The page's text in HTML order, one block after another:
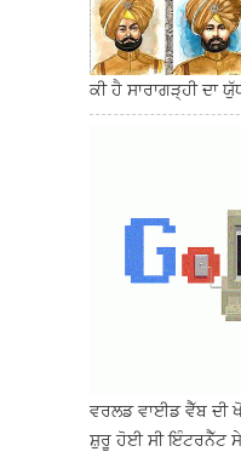
ਕੀ ਹੈ ਸਾਰਾਗੜ੍ਹੀ ਦਾ
ਵਰਲਡ ਵਾਈਡ ਵੈੱਬ ਦੀ
ਸ਼ੁਰੂ ਹੋਈ ਸੀ ਇੰਟਰਨੈੱਟ